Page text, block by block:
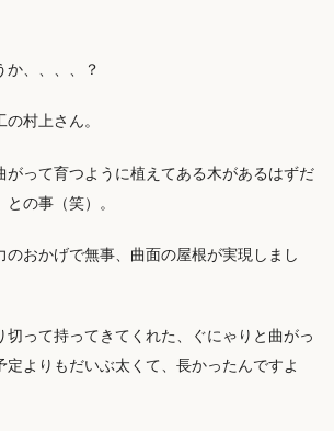
か、、、、？
村上さん。
がって育つように植えてある木があるはずだ
の事（笑）。
のおかげで無事、曲面の屋根が実現しまし
切って持ってきてくれた、ぐにゃりと曲がっ
定よりもだいぶ太くて、長かったんですよ